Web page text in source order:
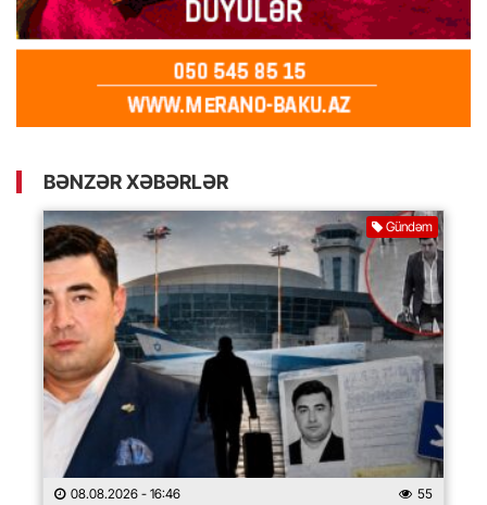
BƏNZƏR XƏBƏRLƏR
Gündəm
08.08.2026 - 16:46 55